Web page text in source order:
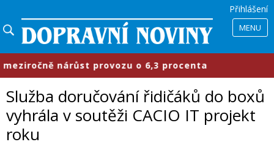
Přihlášení
MENU
nárůst provozu o 6,3 procenta
Služba doručování řidičáků do boxů
vyhrála v soutěži CACIO IT projekt
roku